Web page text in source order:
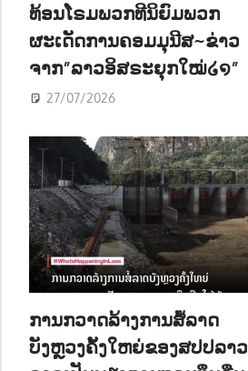
ທ້ອນໂຣມພວກທີນິຍົມພວກ
ຜະເດັດການຄອມມຸນີສ~ຂ່າວ
ຈາກ”ລາວອິສຣະຍຸກໃໝ່໒໑”
27/07/2026
ການກວາດລ້າງການສໍ້ລາດ
ບັງຫຼວງຄັ້ງໃຫຍ່ຂອງສປປລາວ